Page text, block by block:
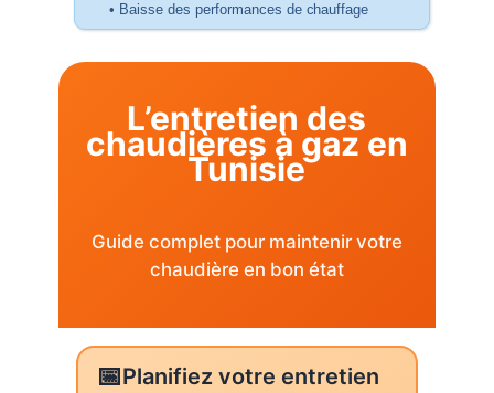
• Baisse des performances de chauffage
L’entretien des
chaudières à gaz en
Tunisie
Guide complet pour maintenir votre
chaudière en bon état
📅Planifiez votre entretien